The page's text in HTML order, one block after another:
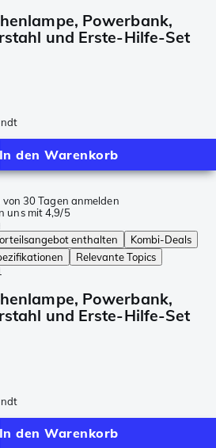
Powerbank,
und Erste-Hilfe-Set
In den Warenkorb
30 Tagen anmelden
uns mit 4,9/5
enthalten
Kombi-Deals
Relevante Topics
Powerbank,
und Erste-Hilfe-Set
In den Warenkorb